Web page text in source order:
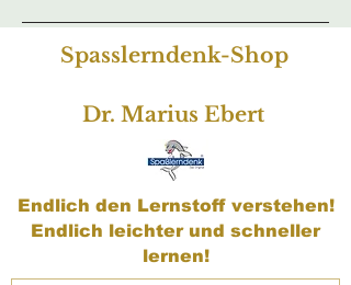
Spasslerndenk-Shop
Dr. Marius Ebert
Endlich den Lernstoff verstehen!
Endlich leichter und schneller
lernen!